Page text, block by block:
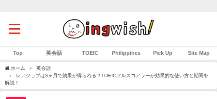
Top 英会話 TOEIC Philippines Pick Up Site Map
ホーム
英会話
レアジョブは3ヶ月で効果が得られる？TOEICフルスコアラーが効果的な使い方と期間を
解説！